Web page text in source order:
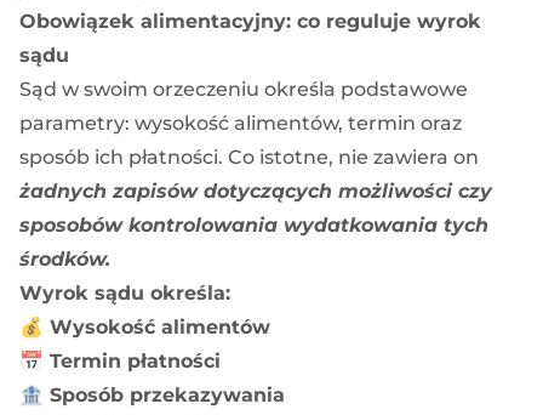
Obowiązek alimentacyjny: co reguluje wyrok
sądu
Sąd w swoim orzeczeniu określa podstawowe
parametry: wysokość alimentów, termin oraz
sposób ich płatności. Co istotne, nie zawiera on
żadnych zapisów dotyczących możliwości czy
sposobów kontrolowania wydatkowania tych
środków.
Wyrok sądu określa:
💰 Wysokość alimentów
📅 Termin płatności
🏦 Sposób przekazywania